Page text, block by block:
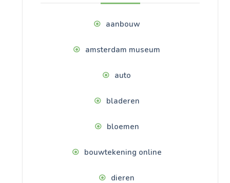
aanbouw
amsterdam museum
auto
bladeren
bloemen
bouwtekening online
dieren